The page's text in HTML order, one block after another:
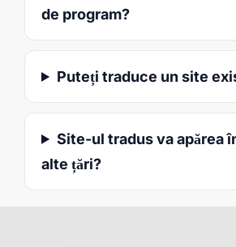
de program?
Puteți traduce un site
Site-ul tradus va apărea
alte țări?